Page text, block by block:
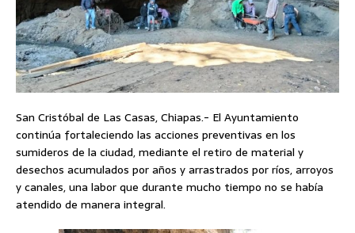
San Cristóbal de Las Casas, Chiapas.- El Ayuntamiento
continúa fortaleciendo las acciones preventivas en los
sumideros de la ciudad, mediante el retiro de material y
desechos acumulados por años y arrastrados por ríos, arroyos
y canales, una labor que durante mucho tiempo no se había
atendido de manera integral.